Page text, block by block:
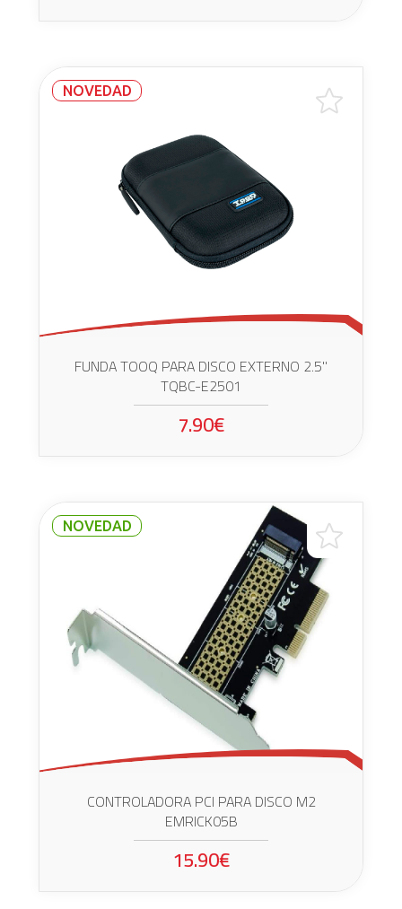
NOVEDAD
FUNDA TOOQ PARA DISCO EXTERNO 2.5"
TQBC-E2501
7.90€
NOVEDAD
CONTROLADORA PCI PARA DISCO M2
EMRICK05B
15.90€